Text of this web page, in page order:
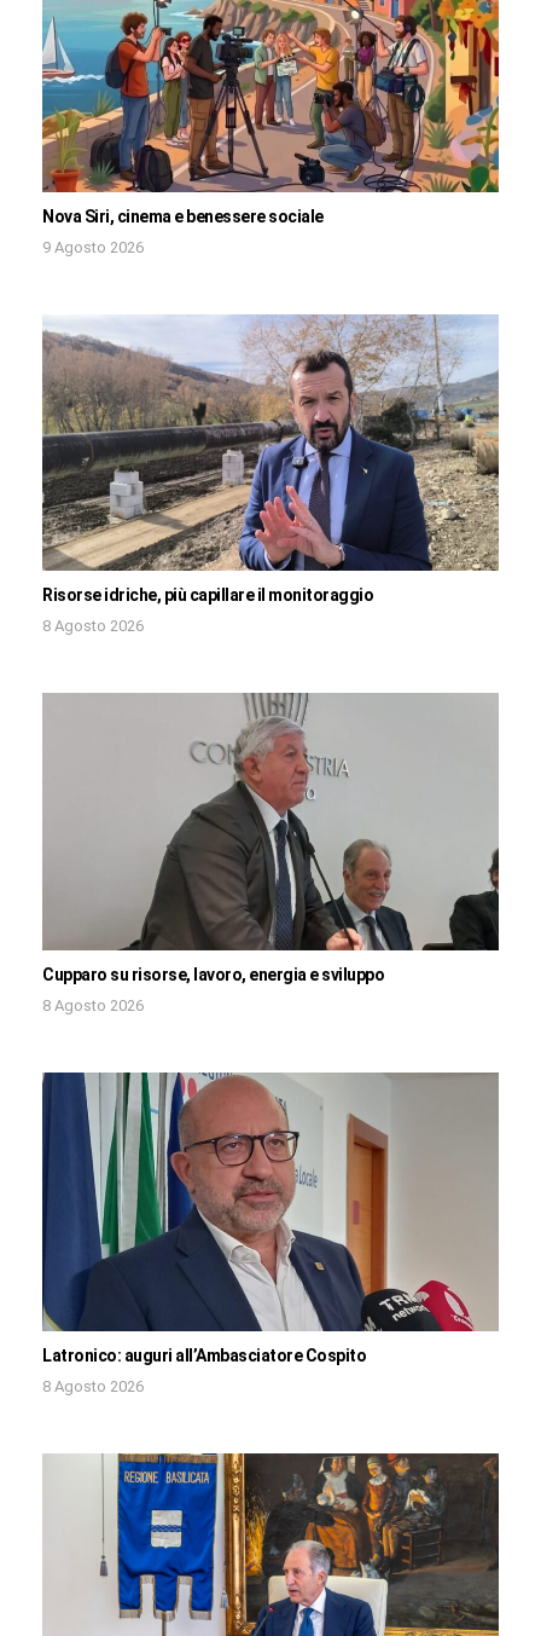
Nova Siri, cinema e benessere sociale
9 Agosto 2026
Risorse idriche, più capillare il monitoraggio
8 Agosto 2026
Cupparo su risorse, lavoro, energia e sviluppo
8 Agosto 2026
Latronico: auguri all’Ambasciatore Cospito
8 Agosto 2026